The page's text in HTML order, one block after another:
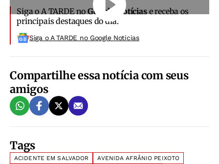
Siga o A TARDE noGoogle Notíciase receba os
principais destaques do dia.
Siga o A TARDE no Google Noticias
Compartilhe essa notícia com seus
amigos
Tags
ACIDENTE EM SALVADOR
AVENIDA AFRÂNIO PEIXOTO